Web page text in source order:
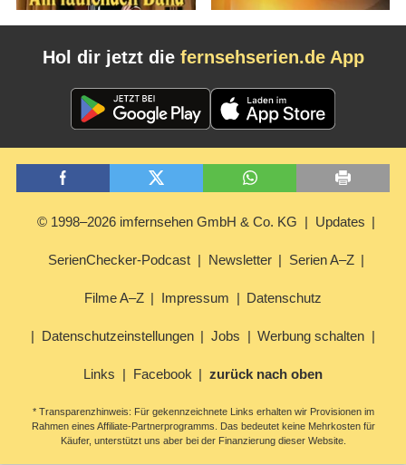
Hol dir jetzt die fernsehserien.de App
© 1998–2026 imfernsehen GmbH & Co. KG Updates
SerienChecker-Podcast Newsletter Serien A–Z
Filme A–Z Impressum Datenschutz
Datenschutzeinstellungen Jobs Werbung schalten
Links Facebook zurück nach oben
* Transparenzhinweis: Für gekennzeichnete Links erhalten wir Provisionen im
Rahmen eines Affiliate-Partnerprogramms. Das bedeutet keine Mehrkosten für
Käufer, unterstützt uns aber bei der Finanzierung dieser Website.